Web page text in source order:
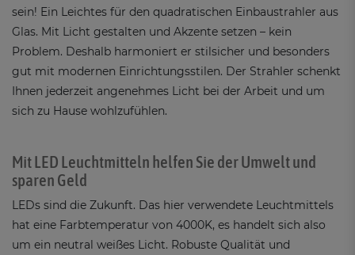
sein! Ein Leichtes für den quadratischen Einbaustrahler aus
Glas. Mit Licht gestalten und Akzente setzen – kein
Problem. Deshalb harmoniert er stilsicher und besonders
gut mit modernen Einrichtungsstilen. Der Strahler schenkt
Ihnen jederzeit angenehmes Licht bei der Arbeit und um
sich zu Hause wohlzufühlen.
Mit LED Leuchtmitteln helfen Sie der Umwelt und
sparen Geld
LEDs sind die Zukunft. Das hier verwendete Leuchtmittels
hat eine Farbtemperatur von 4000K, es handelt sich also
um ein neutral weißes Licht. Robuste Qualität und